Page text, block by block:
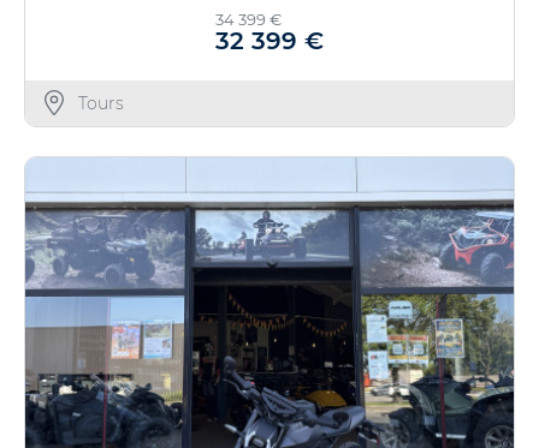
34 399 €
32 399 €
Tours